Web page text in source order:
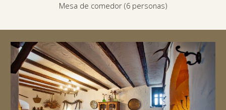
Mesa de comedor (6 personas)